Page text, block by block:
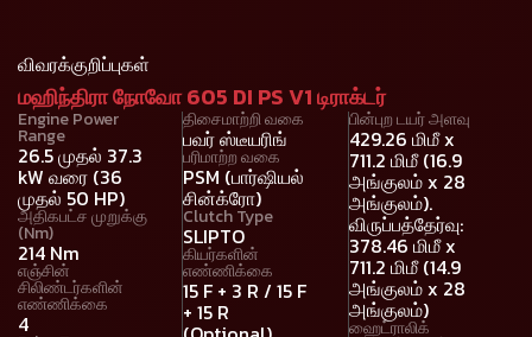
விவரக்குறிப்புகள்
மஹிந்திரா நோவோ 605 DI PS V1 டிராக்டர்
Engine Power
Range
26.5 முதல் 37.3
kW வரை (36
முதல் 50 HP)
அதிகபட்ச முறுக்கு
(Nm)
214 Nm
எஞ்சின்
சிலிண்டர்களின்
எண்ணிக்கை
4
திசைமாற்றி வகை
பவர் ஸ்டீயரிங்
பரிமாற்ற வகை
PSM (பார்ஷியல்
சின்க்ரோ)
Clutch Type
SLIPTO
கியர்களின்
எண்ணிக்கை
15 F + 3 R / 15 F
+ 15 R
பின்புற டயர் அளவு
429.26 மிமீ x
711.2 மிமீ (16.9
அங்குலம் x 28
அங்குலம்).
விருப்பத்தேர்வு:
378.46 மிமீ x
711.2 மிமீ (14.9
அங்குலம் x 28
அங்குலம்)
ஹைட்ராலிக்